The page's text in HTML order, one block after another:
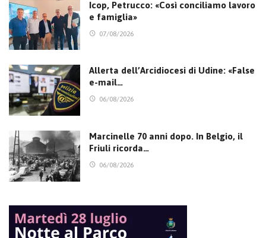
Icop, Petrucco: «Così conciliamo lavoro
e famiglia»
07/08/2026
Allerta dell’Arcidiocesi di Udine: «False
e-mail…
06/08/2026
Marcinelle 70 anni dopo. In Belgio, il
Friuli ricorda…
06/08/2026